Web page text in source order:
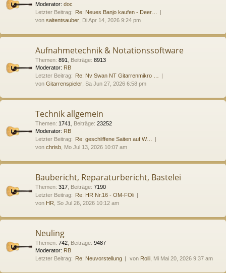
Moderator: doc
Letzter Beitrag: Re: Neues Banjo kaufen - Deer…
von saitentsauber , Di Apr 14, 2026 9:24 pm
Aufnahmetechnik & Notationssoftware
Themen: 891 Beiträge: 8913
Moderator: RB
Letzter Beitrag: Re: Nv Swan NT Gitarrenmikro …
von Gitarrenspieler , Sa Jun 27, 2026 6:58 pm
Technik allgemein
Themen: 1741 Beiträge: 23252
Moderator: RB
Letzter Beitrag: Re: geschliffene Saiten auf W…
von chrisb , Mo Jul 13, 2026 10:07 am
Baubericht, Reparaturbericht, Bastelei
Themen: 317 Beiträge: 7190
Letzter Beitrag: Re: HR Nr.16 - OM-FOli
von HR , So Jul 26, 2026 10:12 am
Neuling
Themen: 742 Beiträge: 9487
Moderator: RB
Letzter Beitrag: Re: Neuvorstellung von Rolli , Mi Mai 20, 2026 9:37 am